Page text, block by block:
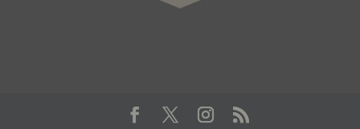
Verantwortlicher ist die natürliche oder juristische